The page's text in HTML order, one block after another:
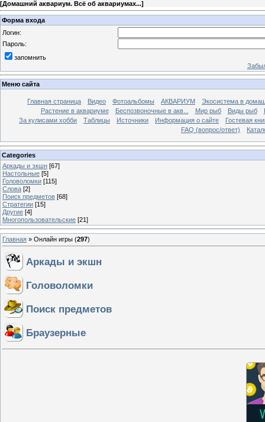
[Домашний аквариум. Всё об аквариумах...]
Форма входа
Логин:
Пароль:
запомнить
Меню сайта
Главная страница Видео Фотоальбомы АКВАРИУМ
Экосистема в
Растение в аквариуме
Беспозвоночные в акв... Мир рыб Виды рыб
За кулисами хобби
Таблицы Источники Информация о сайте
Гостевая
FAQ (вопрос/ответ)
Categories
Аркады и экшн [67]
Настольные [5]
Головоломки [115]
Слова [2]
Поиск предметов [68]
Стратегии [15]
Другие [4]
Многопользовательские [21]
Главная » Онлайн игры (297)
Аркады и экшн
Головоломки
Поиск предметов
Браузерные